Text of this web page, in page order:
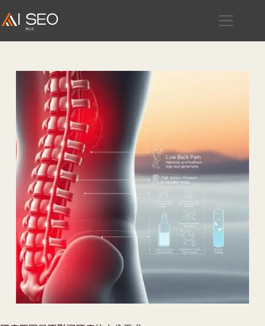
至